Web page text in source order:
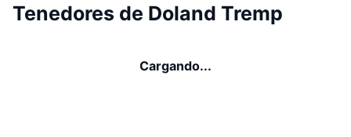
Tenedores de Doland Tremp
Cargando...